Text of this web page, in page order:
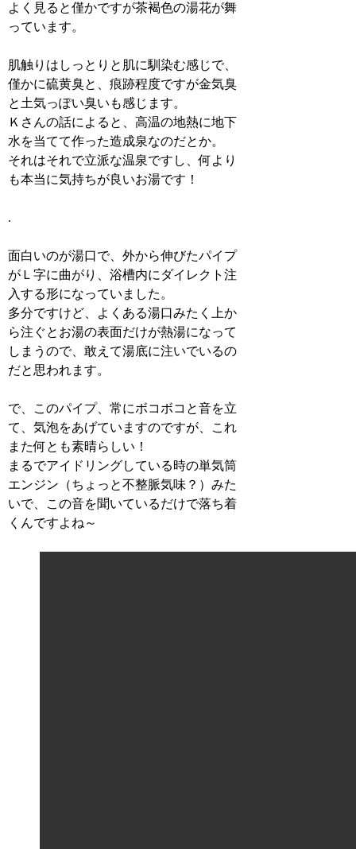
よく見ると僅かですが茶褐色の湯花が舞
っています。
肌触りはしっとりと肌に馴染む感じで、
僅かに硫黄臭と、痕跡程度ですが金気臭
と土気っぽい臭いも感じます。
Ｋさんの話によると、高温の地熱に地下
水を当てて作った造成泉なのだとか。
それはそれで立派な温泉ですし、何より
も本当に気持ちが良いお湯です！
.
面白いのが湯口で、外から伸びたパイプ
がＬ字に曲がり、浴槽内にダイレクト注
入する形になっていました。
多分ですけど、よくある湯口みたく上か
ら注ぐとお湯の表面だけが熱湯になって
しまうので、敢えて湯底に注いでいるの
だと思われます。
で、このパイプ、常にボコボコと音を立
て、気泡をあげていますのですが、これ
また何とも素晴らしい！
まるでアイドリングしている時の単気筒
エンジン（ちょっと不整脈気味？）みた
いで、この音を聞いているだけで落ち着
くんですよね～